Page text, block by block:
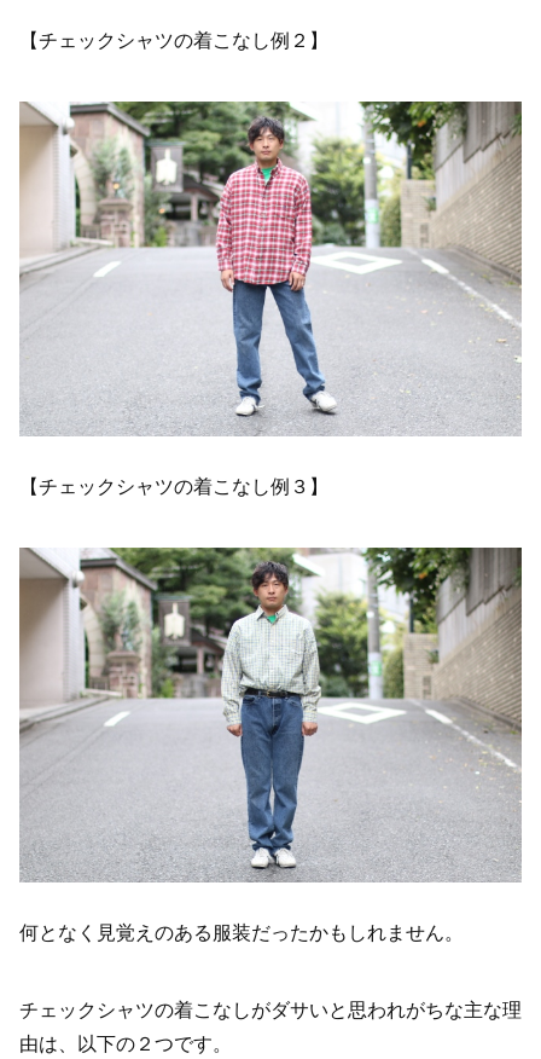
【チェックシャツの着こなし例２】
【チェックシャツの着こなし例３】
何となく見覚えのある服装だったかもしれません。
チェックシャツの着こなしがダサいと思われがちな主な理
由は、以下の２つです。